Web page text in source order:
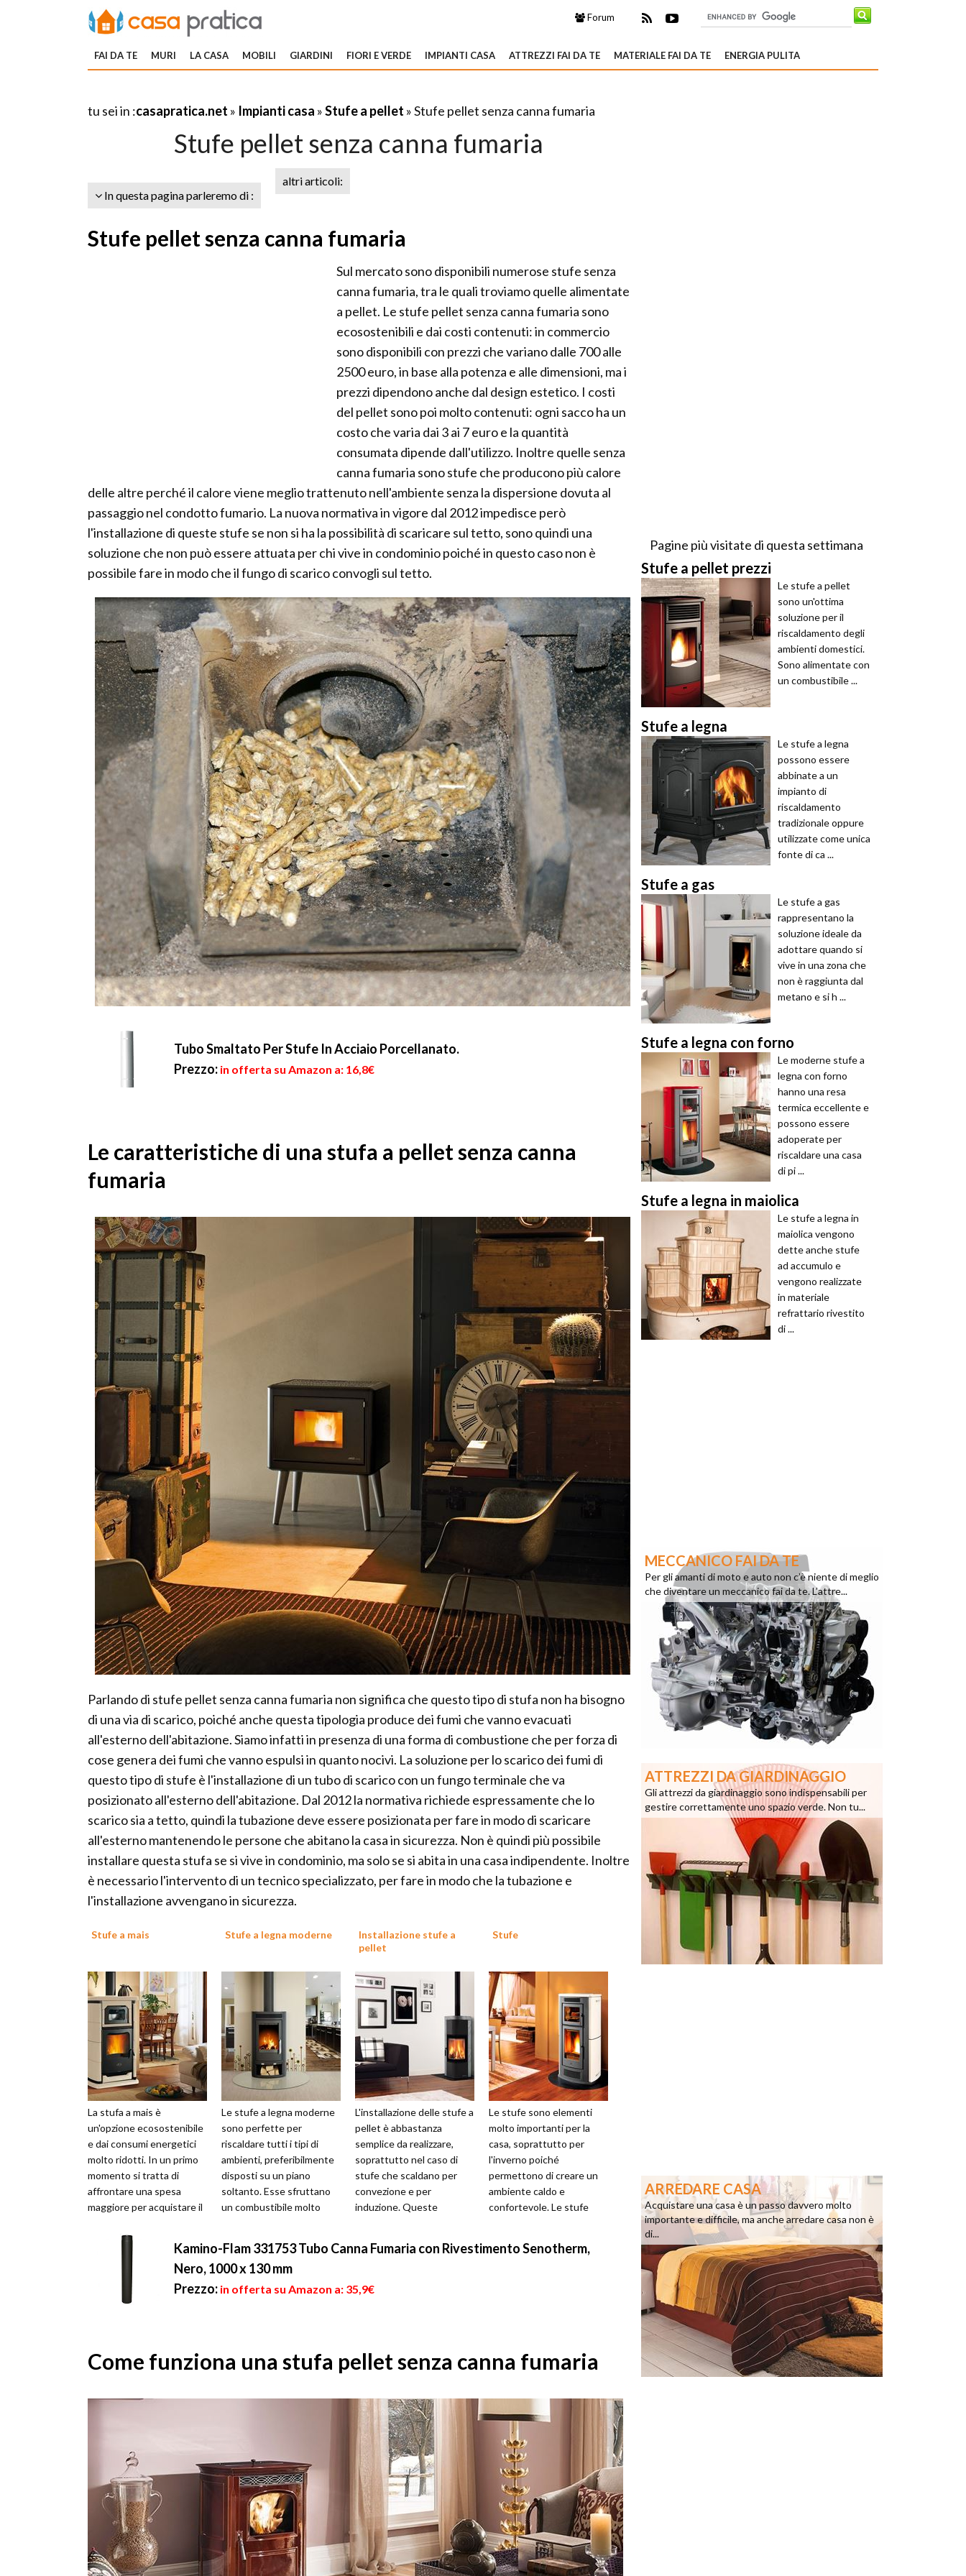
Forum
FAI DA TE MURI LA CASA MOBILI GIARDINI FIORI E VERDE IMPIANTI CASA ATTREZZI FAI DA TE MATERIALE FAI DA TE ENERGIA PULITA
tu sei in :casapratica.net » Impianti casa »Stufe a pellet » Stufe pellet senza canna fumaria
Stufe pellet senza canna fumaria
In questa pagina parleremo di :
altri articoli:
Stufe pellet senza canna fumaria
Sul mercato sono disponibili numerose stufe senza
canna fumaria, tra le quali troviamo quelle alimentate
a pellet. Le stufe pellet senza canna fumaria sono
ecosostenibili e dai costi contenuti: in commercio
sono disponibili con prezzi che variano dalle 700 alle
2500 euro, in base alla potenza e alle dimensioni, ma i
prezzi dipendono anche dal design estetico. I costi
del pellet sono poi molto contenuti: ogni sacco ha un
costo che varia dai 3 ai 7 euro e la quantità
consumata dipende dall'utilizzo. Inoltre quelle senza
canna fumaria sono stufe che producono più calore
delle altre perché il calore viene meglio trattenuto nell'ambiente senza la dispersione dovuta al
passaggio nel condotto fumario. La nuova normativa in vigore dal 2012 impedisce però
l'installazione di queste stufe se non si ha la possibilità di scaricare sul tetto, sono quindi una
soluzione che non può essere attuata per chi vive in condominio poiché in questo caso non è
possibile fare in modo che il fungo di scarico convogli sul tetto.
Tubo Smaltato Per Stufe In Acciaio Porcellanato.
Prezzo: in offerta su Amazon a: 16,8€
Le caratteristiche di una stufa a pellet senza canna
fumaria
Parlando di stufe pellet senza canna fumaria non significa che questo tipo di stufa non ha bisogno
di una via di scarico, poiché anche questa tipologia produce dei fumi che vanno evacuati
all'esterno dell'abitazione. Siamo infatti in presenza di una forma di combustione che per forza di
cose genera dei fumi che vanno espulsi in quanto nocivi. La soluzione per lo scarico dei fumi di
questo tipo di stufe è l'installazione di un tubo di scarico con un fungo terminale che va
posizionato all'esterno dell'abitazione. Dal 2012 la normativa richiede espressamente che lo
scarico sia a tetto, quindi la tubazione deve essere posizionata per fare in modo di scaricare
all'esterno mantenendo le persone che abitano la casa in sicurezza. Non è quindi più possibile
installare questa stufa se si vive in condominio, ma solo se si abita in una casa indipendente. Inoltre
è necessario l'intervento di un tecnico specializzato, per fare in modo che la tubazione e
l'installazione avvengano in sicurezza.
Stufe a mais
La stufa a mais è
un'opzione ecosostenibile
e dai consumi energetici
molto ridotti. In un primo
momento si tratta di
affrontare una spesa
maggiore per acquistare il
anni amm...
Stufe a legna moderne
Le stufe a legna moderne
sono perfette per
riscaldare tutti i tipi di
ambienti, preferibilmente
disposti su un piano
soltanto. Esse sfruttano
un combustibile molto
Installazione stufe a
pellet
L'installazione delle stufe a
pellet è abbastanza
semplice da realizzare,
soprattutto nel caso di
stufe che scaldano per
convezione e per
induzione. Queste
Stufe
Le stufe sono elementi
molto importanti per la
casa, soprattutto per
l'inverno poiché
permettono di creare un
ambiente caldo e
confortevole. Le stufe
esige...
Kamino-Flam 331753 Tubo Canna Fumaria con Rivestimento Senotherm,
Nero, 1000 x 130 mm
Prezzo: in offerta su Amazon a: 35,9€
Come funziona una stufa pellet senza canna fumaria
Pagine più visitate di questa settimana
Stufe a pellet prezzi
Le stufe a pellet
sono un'ottima
soluzione per il
riscaldamento degli
ambienti domestici.
Sono alimentate con
un combustibile ...
Stufe a legna
Le stufe a legna
possono essere
abbinate a un
impianto di
riscaldamento
tradizionale oppure
utilizzate come unica
fonte di ca ...
Stufe a gas
Le stufe a gas
rappresentano la
soluzione ideale da
adottare quando si
vive in una zona che
non è raggiunta dal
metano e si h ...
Stufe a legna con forno
Le moderne stufe a
legna con forno
hanno una resa
termica eccellente e
possono essere
adoperate per
riscaldare una casa
di pi ...
Stufe a legna in maiolica
Le stufe a legna in
maiolica vengono
dette anche stufe
ad accumulo e
vengono realizzate
in materiale
refrattario rivestito
di ...
MECCANICO FAI DA TE
Per gli amanti di moto e auto non c’è niente di meglio
che diventare un meccanico fai da te. L’attre...
ATTREZZI DA GIARDINAGGIO
Gli attrezzi da giardinaggio sono indispensabili per
gestire correttamente uno spazio verde. Non tu...
ARREDARE CASA
Acquistare una casa è un passo davvero molto
importante e difficile, ma anche arredare casa non è
di...